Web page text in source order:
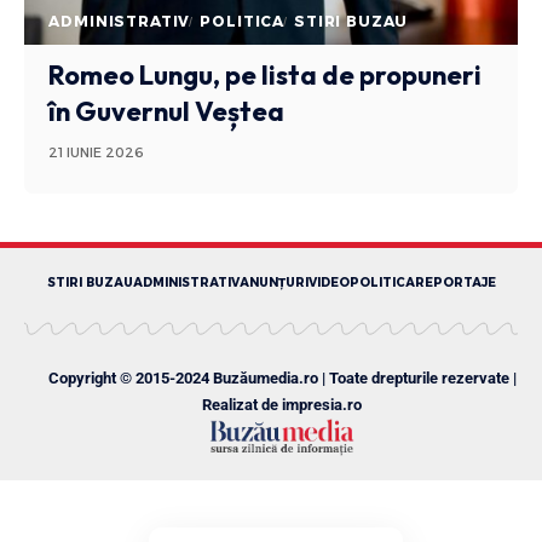
ADMINISTRATIV POLITICA STIRI BUZAU
Romeo Lungu, pe lista de propuneri
în Guvernul Veștea
21 IUNIE 2026
STIRI BUZAUADMINISTRATIVANUNȚURI VIDEOPOLITICAREPORTAJE
Copyright © 2015-2024 Buzăumedia.ro | Toate drepturile rezervate |
Realizat de impresia.ro